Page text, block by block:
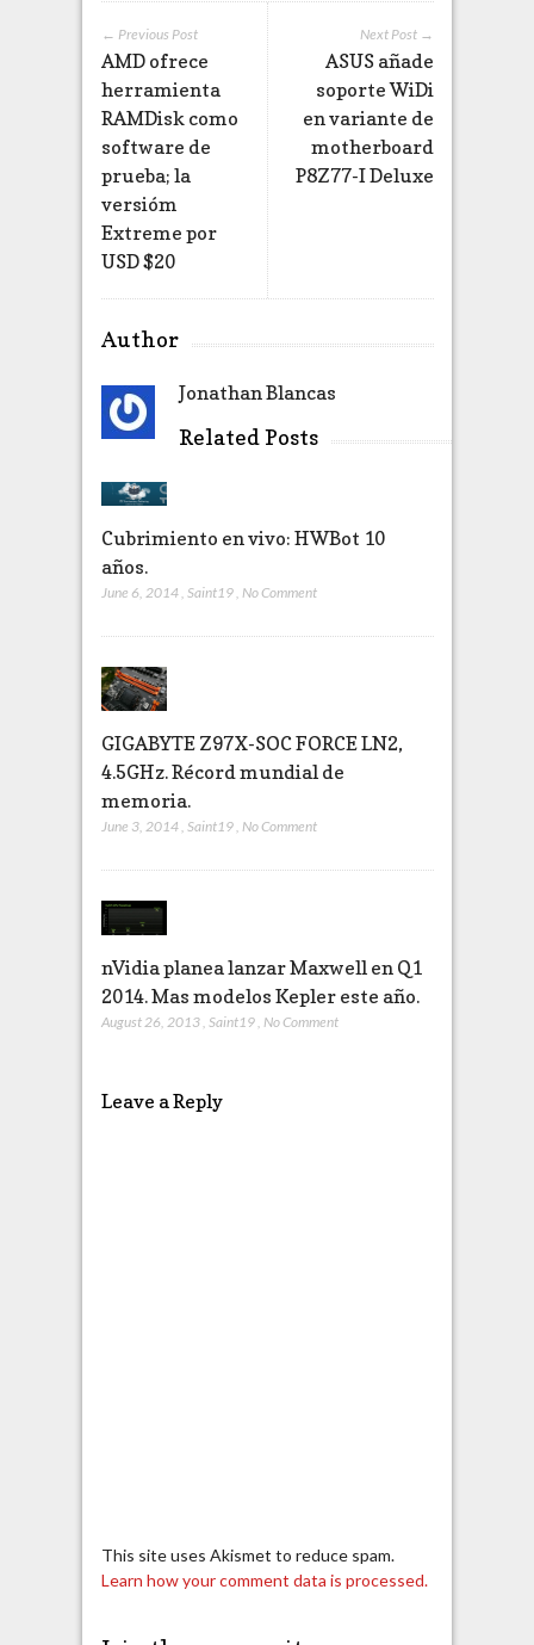
Next Post →
ASUS añade
soporte WiDi
en variante de
motherboard
P8Z77-I Deluxe
← Previous Post
AMD ofrece
herramienta
RAMDisk como
software de
prueba; la
versióm
Extreme por
USD $20
Author
Jonathan Blancas
Related Posts
Cubrimiento en vivo: HWBot 10
años.
June 6, 2014, Saint19, No Comment
GIGABYTE Z97X-SOC FORCE LN2,
4.5GHz. Récord mundial de
memoria.
June 3, 2014 Saint19 No Comment
nVidia planea lanzar Maxwell en Q1
2014. Mas modelos Kepler este año.
August 26, 2013, Saint19, No Comment
Leave a Reply
This site uses Akismet to reduce spam.
Learn how your comment data is processed.